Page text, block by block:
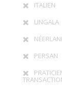
ITALIEN
LINGALA
PERSAN